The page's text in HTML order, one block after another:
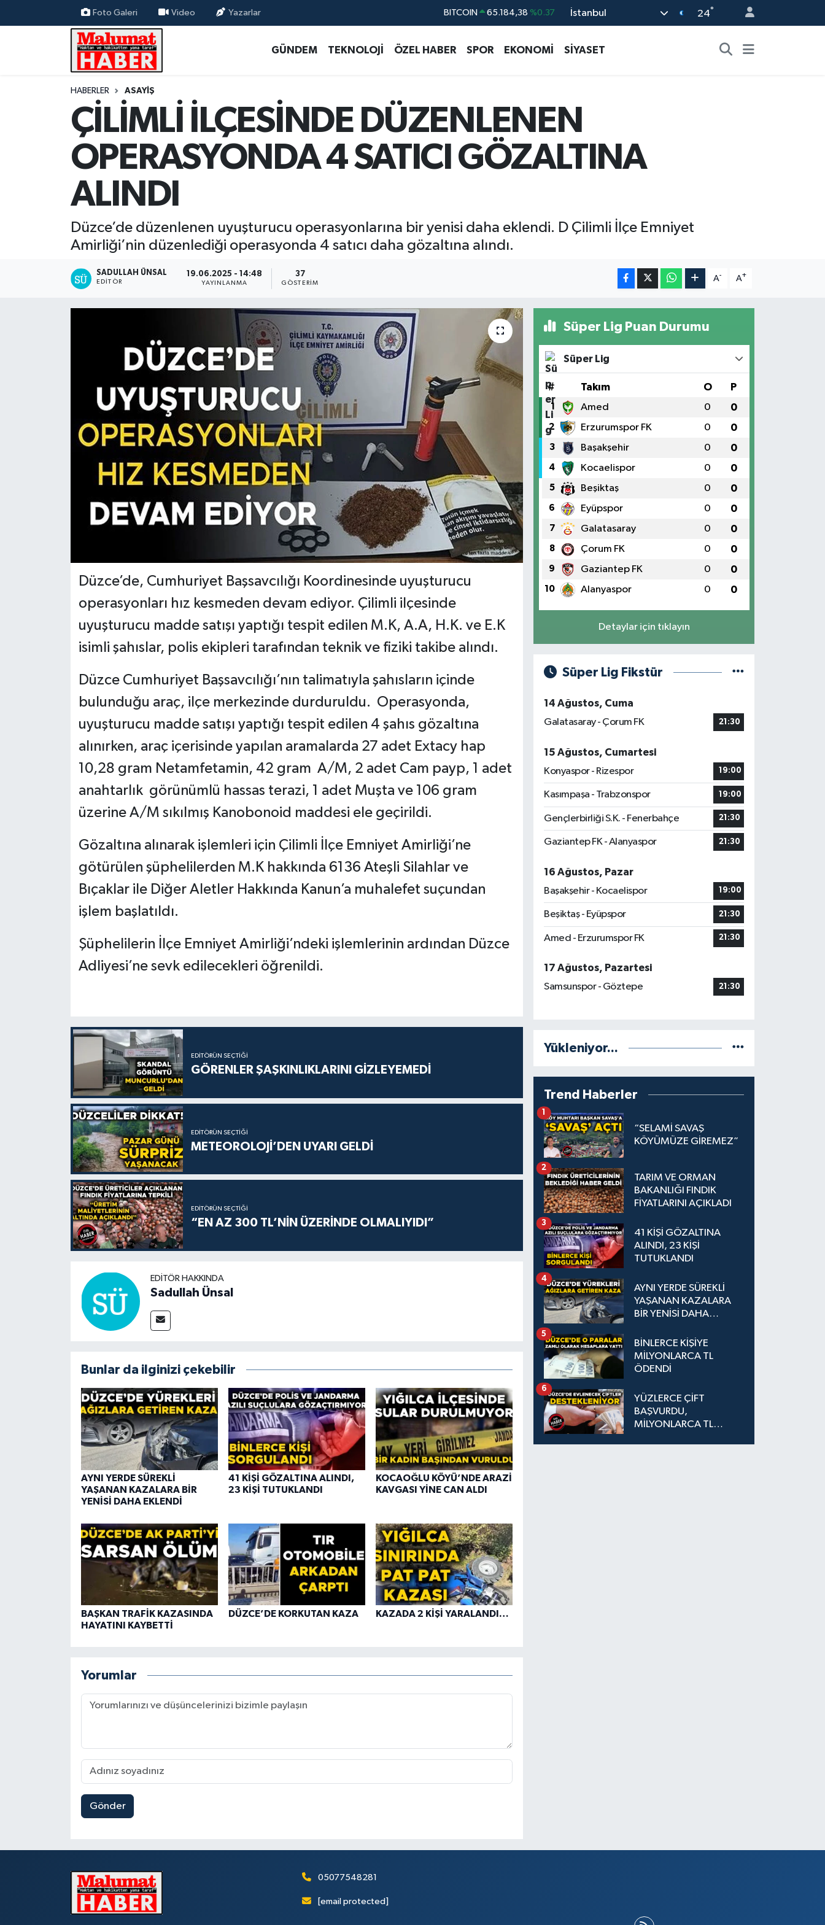
Foto Galeri Video Yazarlar
BITCOIN 65.184,38 %0.37
EURO 55,1823 %-0.06
BİST100 13.779 %-14
İstanbul 24°
GÜNDEM TEKNOLOJİ ÖZEL HABER SPOR EKONOMİ SİYASET
HABERLER ASAYİŞ
ÇİLİMLİ İLÇESİNDE DÜZENLENEN
OPERASYONDA 4 SATICI GÖZALTINA
ALINDI
Düzce’de düzenlenen uyuşturucu operasyonlarına bir yenisi daha eklendi. D Çilimli İlçe Emniyet
Amirliği’nin düzenlediği operasyonda 4 satıcı daha gözaltına alındı.
SADULLAH ÜNSAL
EDITÖR
19.06.2025 - 14:48
YAYINLANMA
37
GÖSTERIM
A- A+
Düzce’de, Cumhuriyet Başsavcılığı Koordinesinde uyuşturucu
operasyonları hız kesmeden devam ediyor. Çilimli ilçesinde
uyuşturucu madde satışı yaptığı tespit edilen M.K, A.A, H.K. ve E.K
isimli şahıslar, polis ekipleri tarafından teknik ve fiziki takibe alındı.
Düzce Cumhuriyet Başsavcılığı’nın talimatıyla şahısların içinde
bulunduğu araç, ilçe merkezinde durduruldu. Operasyonda,
uyuşturucu madde satışı yaptığı tespit edilen 4 şahıs gözaltına
alınırken, araç içerisinde yapılan aramalarda 27 adet Extacy hap
10,28 gram Netamfetamin, 42 gram A/M, 2 adet Cam payp, 1 adet
anahtarlık görünümlü hassas terazi, 1 adet Muşta ve 106 gram
üzerine A/M sıkılmış Kanobonoid maddesi ele geçirildi.
Gözaltına alınarak işlemleri için Çilimli İlçe Emniyet Amirliği’ne
götürülen şüphelilerden M.K hakkında 6136 Ateşli Silahlar ve
Bıçaklar ile Diğer Aletler Hakkında Kanun’a muhalefet suçundan
işlem başlatıldı.
Şüphelilerin İlçe Emniyet Amirliği’ndeki işlemlerinin ardından Düzce
Adliyesi’ne sevk edilecekleri öğrenildi.
EDITÖRÜN SEÇTIĞI
GÖRENLER ŞAŞKINLIKLARINI GİZLEYEMEDİ
EDITÖRÜN SEÇTIĞI
METEOROLOJİ’DEN UYARI GELDİ
EDITÖRÜN SEÇTIĞI
“EN AZ 300 TL’NİN ÜZERİNDE OLMALIYIDI”
EDITÖR HAKKINDA
Sadullah Ünsal
Bunlar da ilginizi çekebilir
AYNI YERDE SÜREKLİ
YAŞANAN KAZALARA BİR
YENİSİ DAHA EKLENDİ
41 KİŞİ GÖZALTINA ALINDI,
23 KİŞİ TUTUKLANDI
KOCAOĞLU KÖYÜ’NDE ARAZİ
KAVGASI YİNE CAN ALDI
BAŞKAN TRAFİK KAZASINDA
HAYATINI KAYBETTİ
DÜZCE’DE KORKUTAN KAZA KAZADA 2 KİŞİ YARALANDI…
Yorumlar
Gönder
Süper Lig Puan Durumu
Süper Lig
# Takım O P
1 Amed 0 0
2 Erzurumspor FK 0 0
3 Başakşehir 0 0
4 Kocaelispor 0 0
5 Beşiktaş 0 0
6 Eyüpspor 0 0
7 Galatasaray 0 0
8 Çorum FK 0 0
9 Gaziantep FK 0 0
10 Alanyaspor 0 0
Detaylar için tıklayın
Süper Lig Fikstür
14 Ağustos, Cuma
Galatasaray - Çorum FK
21:30
15 Ağustos, Cumartesi
Konyaspor - Rizespor
19:00
Kasımpaşa - Trabzonspor 19:00
Gençlerbirliği S.K. - Fenerbahçe 21:30
Gaziantep FK - Alanyaspor 21:30
16 Ağustos, Pazar
Başakşehir - Kocaelispor
19:00
Beşiktaş - Eyüpspor 21:30
Amed - Erzurumspor FK 21:30
17 Ağustos, Pazartesi
Samsunspor - Göztepe
21:30
Yükleniyor...
Trend Haberler
“SELAMİ SAVAŞ
KÖYÜMÜZE GİREMEZ”
1
TARIM VE ORMAN
BAKANLIĞI FINDIK
FİYATLARINI AÇIKLADI
2
41 KİŞİ GÖZALTINA
ALINDI, 23 KİŞİ
TUTUKLANDI
3
AYNI YERDE SÜREKLİ
YAŞANAN KAZALARA
BİR YENİSİ DAHA
4
BİNLERCE KİŞİYE
MİLYONLARCA TL
ÖDENDİ
5
YÜZLERCE ÇİFT
BAŞVURDU,
MİLYONLARCA TL
6
05077548281
[email protected]
Nöbetçi Eczaneler
Trafik Durumu
Süper Lig Puan Durumu ve Fikstür
Tüm Manşetler
Son Dakika Haberleri
Haber Arşivi